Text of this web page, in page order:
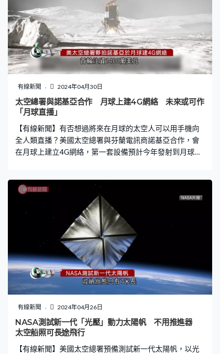
維多利亞博物館，重新召集一班洞穴探險好手，以接力方
式將其他化石逐塊帶上地面，最終花了兩年時間，收集了
150塊骨骼化石。經過多年整理及鑑定，近日終於公布研
究結果，化石的年代接近5萬年前，屬於當時澳洲南部的短
面袋鼠。這種史前袋鼠現時已經滅絕，和今時今日的袋鼠
相比，最大分別是當時的袋鼠是不懂跳躍，反而似暴龍一
樣大步向前走。 今次並非人類首次發現短面袋鼠化石，但
這副化石骨骼完整度超過七成，是至今保存得最好的同類
化石，有助了解澳洲袋鼠的演化歷史。
有線新聞 2024年04月30日
太空總署與諾基亞合作 月球上建4G網絡 未來或可作
「月球直播」
【有線新聞】有否想過將來在月球的太空人可以用手機向
全人類直播？美國太空總署與芬蘭電訊商諾基亞合作，會
在月球上建立4G網絡，第一套設備預計今年發射到月球。
太空總署的長遠目標是在月球表面建立人類可以長駐的基
地，網絡基建自然不可或缺。太空總署選了與諾基亞合
作，首輪注資1400萬美元，建立月球第一個4G網絡。 在
月球的網絡基建原則上和地球差不多，諾基亞打算以現有
硬件為基礎改造，最大挑戰是月球用的版本必須能夠抵受
嚴苛的環境，例如月球表面巨大溫差及輻射。現時第一批
設備已經完成，會於今年以火箭送上月球表面，包括一座
小型4G訊號塔以及測試用的探測車，它會一邊尋找月球的
冰，一邊將資料傳至訊號塔，再轉發回地球。 如果測試順
利，月球的網絡基建會逐步擴大，將來太空人可以在月球
用手機上網聯絡地球的親友，甚至向全球直播月球情況也
不是天方夜譚。
有線新聞 2024年04月26日
NASA測試新一代「光壓」動力太陽帆 不用推進器
太空船照可長途飛行
【有線新聞】美國太空總署預備測試新一代太陽帆，以光